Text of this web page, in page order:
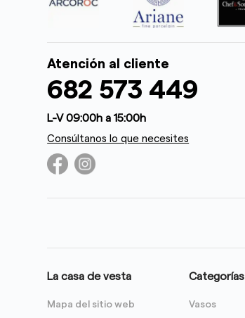
Atención al cliente
682 573 449
L-V 09:00h a 15:00h
Consúltanos lo que necesites
La casa de vesta
Mapa del sitio web
Categorías
Vasos